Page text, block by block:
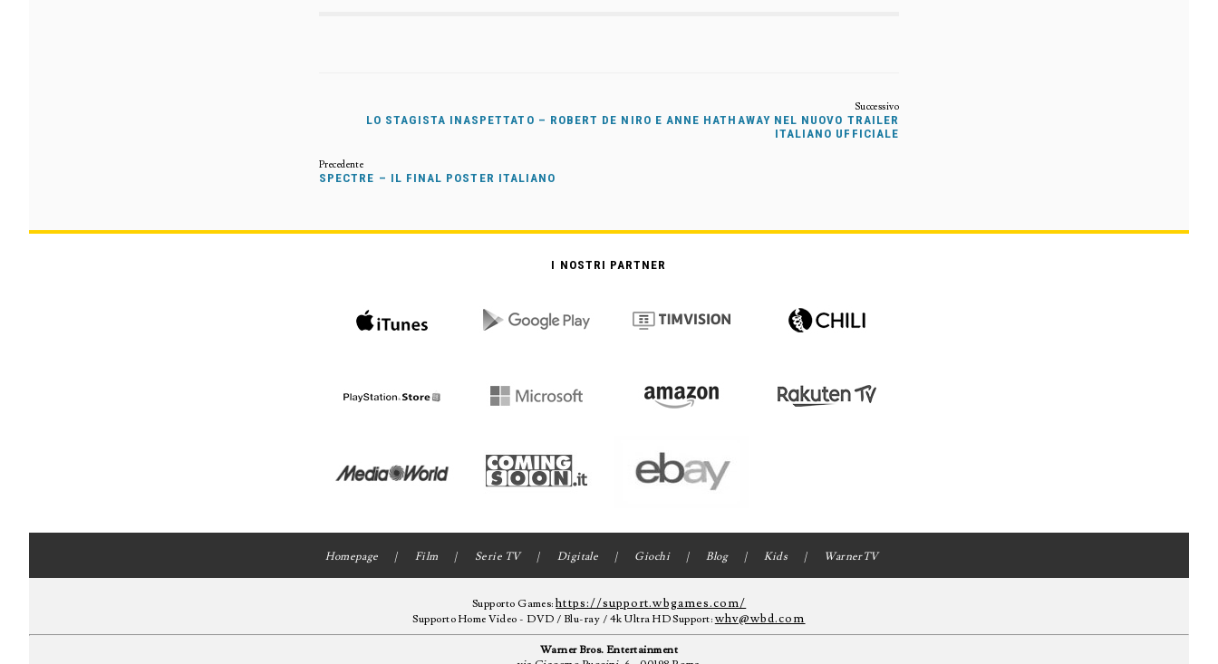
LO STAGISTA INASPETTATO – ROBERT DE NIRO E ANNE HATHAWAY NEL NUOVO TRAILER
ITALIANO UFFICIALE
SPECTRE – IL FINAL POSTER ITALIANO
I NOSTRI PARTNER
Homepage Film Serie TV Digitale Giochi Blog Kids WarnerTV
Supporto Games:https://support.wbgames.com/
Supporto Home Video - DVD / Blu-ray / 4k Ultra HD Support:whv@wbd.com
Warner Bros. Entertainment